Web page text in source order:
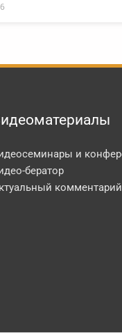
и
бератор
комментарий